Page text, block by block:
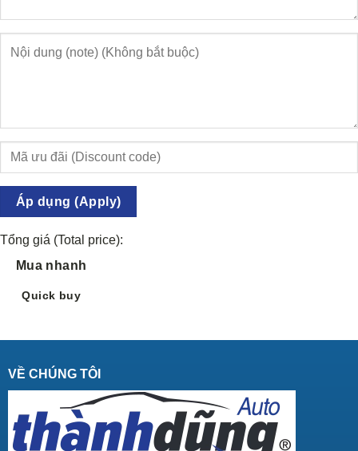
Áp dụng (Apply)
Tổng giá (Total price):
Mua nhanh
Quick buy
VỀ CHÚNG TÔI